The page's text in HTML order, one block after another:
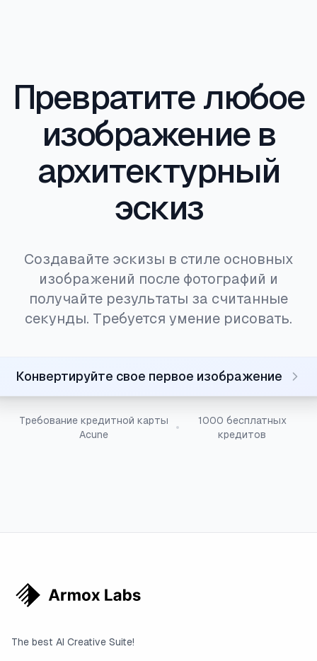
Превратите любое
изображение в
архитектурный
эскиз
Создавайте эскизы в стиле основных
изображений после фотографий и
получайте результаты за считанные
секунды. Требуется умение рисовать.
Конвертируйте свое первое изображение
Требование кредитной карты
Acune
1000 бесплатных
кредитов
The best AI Creative Suite!